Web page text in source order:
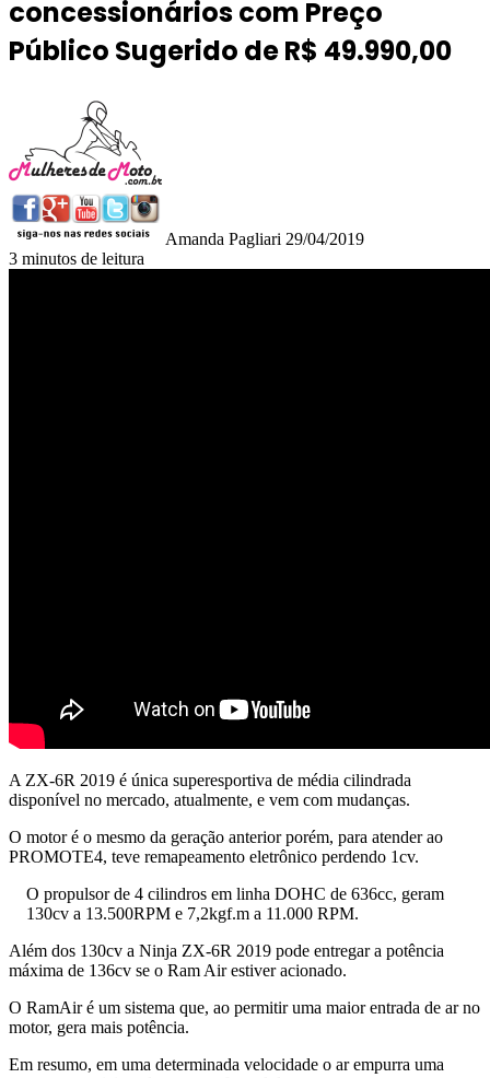
concessionários com Preço
Público Sugerido de R$ 49.990,00
Amanda Pagliari 29/04/2019
3 minutos de leitura
A ZX-6R 2019 é única superesportiva de média cilindrada
disponível no mercado, atualmente, e vem com mudanças.
O motor é o mesmo da geração anterior porém, para atender ao
PROMOTE4, teve remapeamento eletrônico perdendo 1cv.
O propulsor de 4 cilindros em linha DOHC de 636cc, geram
130cv a 13.500RPM e 7,2kgf.m a 11.000 RPM.
Além dos 130cv a Ninja ZX-6R 2019 pode entregar a potência
máxima de 136cv se o Ram Air estiver acionado.
O RamAir é um sistema que, ao permitir uma maior entrada de ar no
motor, gera mais potência.
Em resumo, em uma determinada velocidade o ar empurra uma